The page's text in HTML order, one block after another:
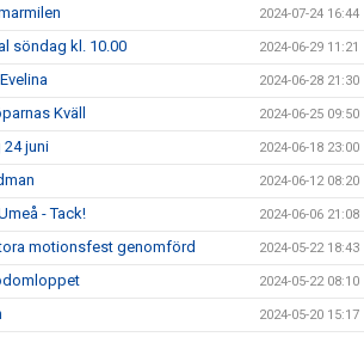
2024-07-24 16:44
söndag kl. 10.00 2024-06-29 11:21
2024-06-28 21:30
Kväll 2024-06-25 09:50
24 juni 2024-06-18 23:00
2024-06-12 08:20
- Tack! 2024-06-06 21:08
motionsfest genomförd 2024-05-22 18:43
2024-05-22 08:10
2024-05-20 15:17